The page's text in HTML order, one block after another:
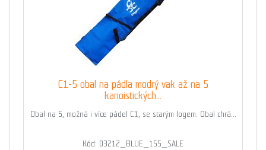
C1-5 obal na pádla modrý vak až na 5
kanoistických...
Obal na 5, možná i více pádel C1, se starým logem. Obal chrá...
Kód: 03212_BLUE_155_SALE